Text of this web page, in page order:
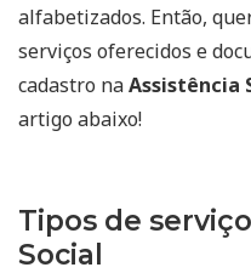
alfabetizados. Então,
serviços oferecidos e
cadastro naAssistência
artigo abaixo!
Tipos de
Social